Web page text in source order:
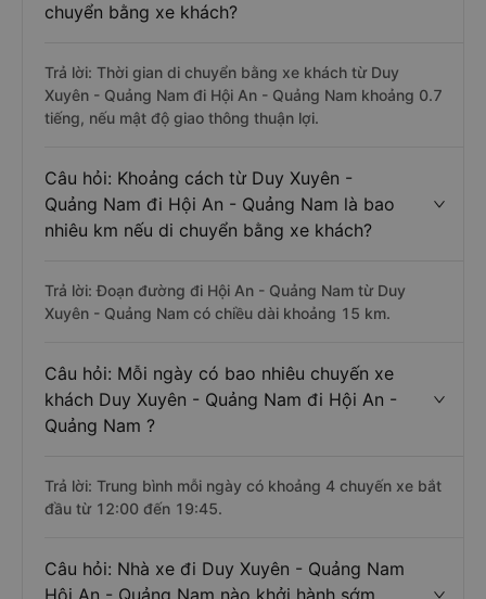
chuyển bằng xe khách?
Trả lời: Thời gian di chuyển bằng xe khách từ Duy
Xuyên - Quảng Nam đi Hội An - Quảng Nam khoảng 0.7
tiếng, nếu mật độ giao thông thuận lợi.
Câu hỏi: Khoảng cách từ Duy Xuyên -
Quảng Nam đi Hội An - Quảng Nam là bao
nhiêu km nếu di chuyển bằng xe khách?
Trả lời: Đoạn đường đi Hội An - Quảng Nam từ Duy
Xuyên - Quảng Nam có chiều dài khoảng 15 km.
Câu hỏi: Mỗi ngày có bao nhiêu chuyến xe
khách Duy Xuyên - Quảng Nam đi Hội An -
Quảng Nam ?
Trả lời: Trung bình mỗi ngày có khoảng 4 chuyến xe bắt
đầu từ 12:00 đến 19:45.
Câu hỏi: Nhà xe đi Duy Xuyên - Quảng Nam
Hội An - Quảng Nam nào khởi hành sớm